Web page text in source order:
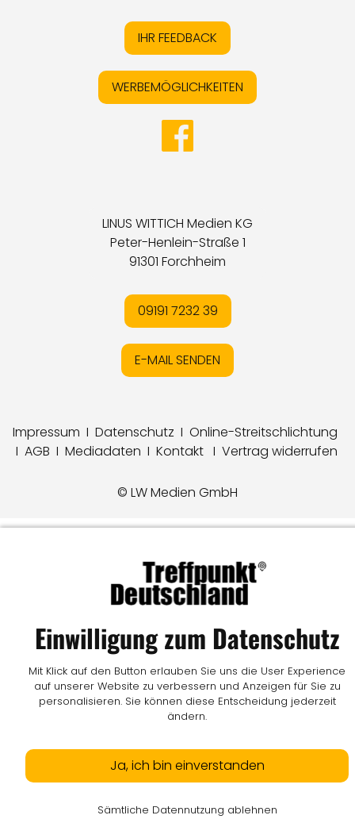
IHR FEEDBACK
WERBEMÖGLICHKEITEN
LINUS WITTICH Medien KG
Peter-Henlein-Straße 1
91301 Forchheim
09191 7232 39
E-MAIL SENDEN
Impressum I Datenschutz I Online-Streitschlichtung
I AGB I Mediadaten I Kontakt I Vertrag widerrufen
© LW Medien GmbH
Einwilligung zum Datenschutz
Mit Klick auf den Button erlauben Sie uns die User Experience
auf unserer Website zu verbessern und Anzeigen für Sie zu
personalisieren. Sie können diese Entscheidung jederzeit
ändern.
Ja, ich bin einverstanden
Sämtliche Datennutzung ablehnen